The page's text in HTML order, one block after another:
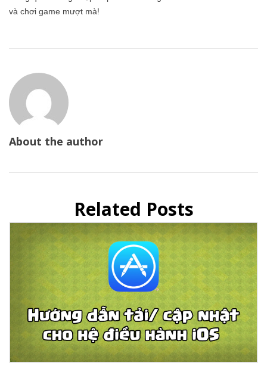
và chơi game mượt mà!
About the author
Related Posts